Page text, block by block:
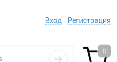
Вход Регистрация
0